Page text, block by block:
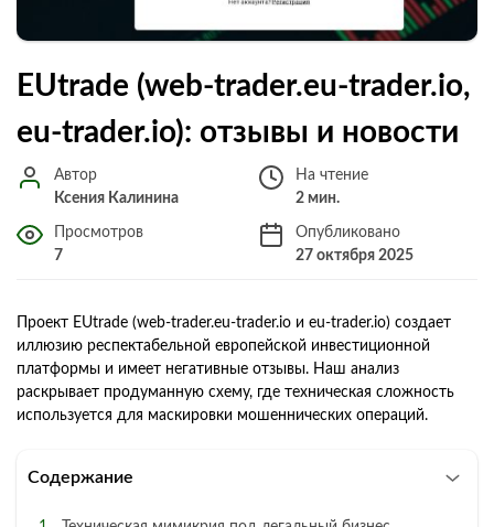
EUtrade (web-trader.eu-trader.io,
eu-trader.io): отзывы и новости
Автор
Ксения Калинина
На чтение
2 мин.
Просмотров
7
Опубликовано
27 октября 2025
Проект EUtrade (web-trader.eu-trader.io и eu-trader.io) создает
иллюзию респектабельной европейской инвестиционной
платформы и имеет негативные отзывы. Наш анализ
раскрывает продуманную схему, где техническая сложность
используется для маскировки мошеннических операций.
Содержание